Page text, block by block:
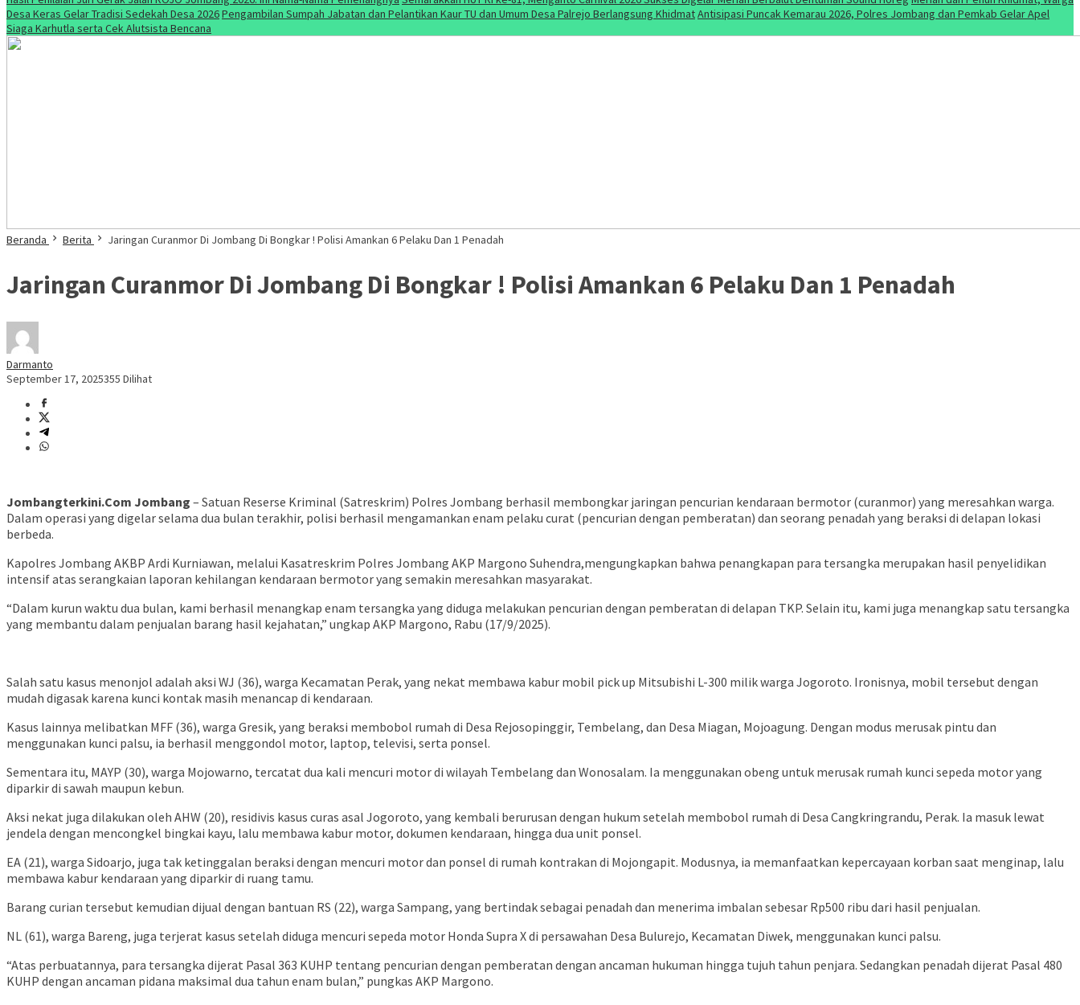
Desa Keras Gelar Tradisi Sedekah Desa 2026Pengambilan Sumpah Jabatan dan Pelantikan Kaur TU dan Umum Desa Palrejo Berlangsung KhidmatAntisipasi Puncak Kemarau 2026, Polres Jombang dan Pemkab Gelar Apel
Siaga Karhutla serta Cek Alutsista Bencana
Beranda Berita Jaringan Curanmor Di Jombang Di Bongkar ! Polisi Amankan 6 Pelaku Dan 1 Penadah
Jaringan Curanmor Di Jombang Di Bongkar ! Polisi Amankan 6 Pelaku Dan 1 Penadah
Darmanto
September 17, 2025355 Dilihat
Jombangterkini.Com Jombang – Satuan Reserse Kriminal (Satreskrim) Polres Jombang berhasil membongkar jaringan pencurian kendaraan bermotor (curanmor) yang meresahkan warga.
Dalam operasi yang digelar selama dua bulan terakhir, polisi berhasil mengamankan enam pelaku curat (pencurian dengan pemberatan) dan seorang penadah yang beraksi di delapan lokasi
berbeda.
Kapolres Jombang AKBP Ardi Kurniawan, melalui Kasatreskrim Polres Jombang AKP Margono Suhendra,mengungkapkan bahwa penangkapan para tersangka merupakan hasil penyelidikan
intensif atas serangkaian laporan kehilangan kendaraan bermotor yang semakin meresahkan masyarakat.
“Dalam kurun waktu dua bulan, kami berhasil menangkap enam tersangka yang diduga melakukan pencurian dengan pemberatan di delapan TKP. Selain itu, kami juga menangkap satu tersangka
yang membantu dalam penjualan barang hasil kejahatan,” ungkap AKP Margono, Rabu (17/9/2025).
Salah satu kasus menonjol adalah aksi WJ (36), warga Kecamatan Perak, yang nekat membawa kabur mobil pick up Mitsubishi L-300 milik warga Jogoroto. Ironisnya, mobil tersebut dengan
mudah digasak karena kunci kontak masih menancap di kendaraan.
Kasus lainnya melibatkan MFF (36), warga Gresik, yang beraksi membobol rumah di Desa Rejosopinggir, Tembelang, dan Desa Miagan, Mojoagung. Dengan modus merusak pintu dan
menggunakan kunci palsu, ia berhasil menggondol motor, laptop, televisi, serta ponsel.
Sementara itu, MAYP (30), warga Mojowarno, tercatat dua kali mencuri motor di wilayah Tembelang dan Wonosalam. Ia menggunakan obeng untuk merusak rumah kunci sepeda motor yang
diparkir di sawah maupun kebun.
Aksi nekat juga dilakukan oleh AHW (20), residivis kasus curas asal Jogoroto, yang kembali berurusan dengan hukum setelah membobol rumah di Desa Cangkringrandu, Perak. Ia masuk lewat
jendela dengan mencongkel bingkai kayu, lalu membawa kabur motor, dokumen kendaraan, hingga dua unit ponsel.
EA (21), warga Sidoarjo, juga tak ketinggalan beraksi dengan mencuri motor dan ponsel di rumah kontrakan di Mojongapit. Modusnya, ia memanfaatkan kepercayaan korban saat menginap, lalu
membawa kabur kendaraan yang diparkir di ruang tamu.
Barang curian tersebut kemudian dijual dengan bantuan RS (22), warga Sampang, yang bertindak sebagai penadah dan menerima imbalan sebesar Rp500 ribu dari hasil penjualan.
NL (61), warga Bareng, juga terjerat kasus setelah diduga mencuri sepeda motor Honda Supra X di persawahan Desa Bulurejo, Kecamatan Diwek, menggunakan kunci palsu.
“Atas perbuatannya, para tersangka dijerat Pasal 363 KUHP tentang pencurian dengan pemberatan dengan ancaman hukuman hingga tujuh tahun penjara. Sedangkan penadah dijerat Pasal 480
KUHP dengan ancaman pidana maksimal dua tahun enam bulan,” pungkas AKP Margono.